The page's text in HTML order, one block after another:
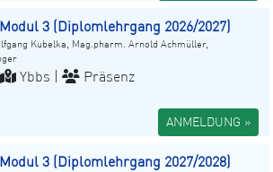
3 (Diplomlehrgang 2026/2027)
Kubelka, Mag.pharm. Arnold Achmüller,
Ybbs |
Präsenz
ANMELDUNG »
3 (Diplomlehrgang 2027/2028)